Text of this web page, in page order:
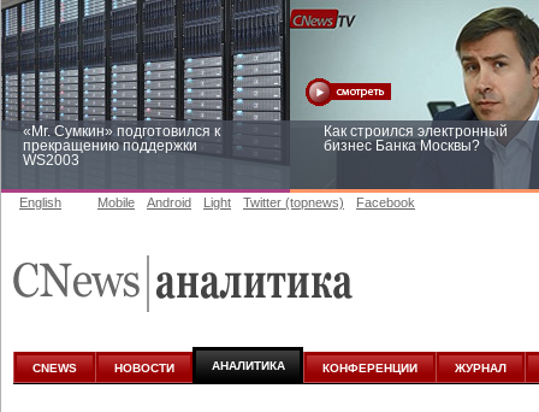
«Mr. Сумкин» подготовился к
прекращению поддержки
WS2003
Как строился электронный
бизнес Банка Москвы?
аналитике
English Mobile Android Light Twitter (topnews) Facebook
CNEWS НОВОСТИ АНАЛИТИКА КОНФЕРЕНЦИИ ЖУРНАЛ